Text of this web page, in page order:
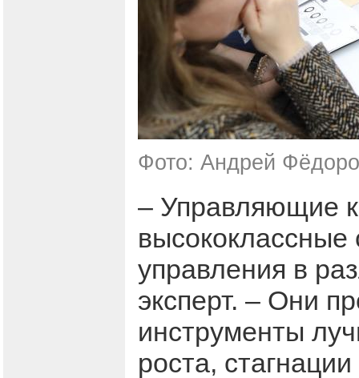
Фото: Андрей
– Управляющие
управления в
эксперт. – Они
инструменты
роста,